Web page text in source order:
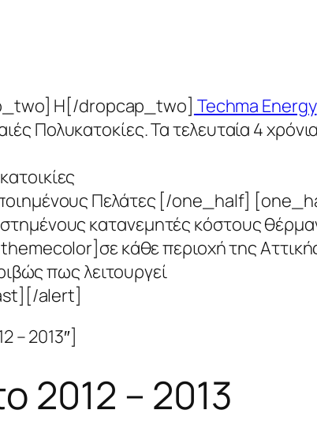
Η[/dropcap_two] Techma Energy
Πολυκατοκίες. Τα τελευταία 4
Πελάτες [/one_half]
κατανεμητές κόστους
κάθε περιοχή της
πως λειτουργεί
alert]
– 2013″]
2012 – 2013